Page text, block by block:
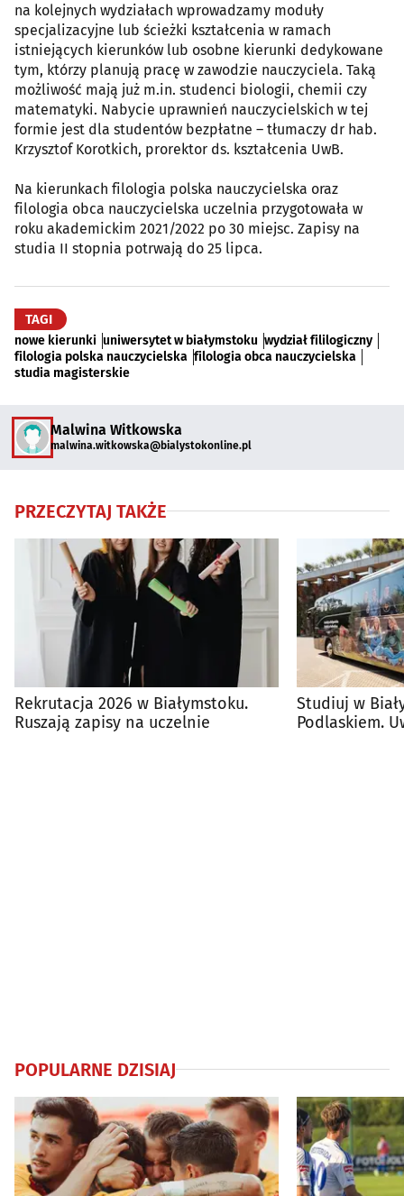
na kolejnych wydziałach wprowadzamy moduły
specjalizacyjne lub ścieżki kształcenia w ramach
istniejących kierunków lub osobne kierunki dedykowane
tym, którzy planują pracę w zawodzie nauczyciela. Taką
możliwość mają już m.in. studenci biologii, chemii czy
matematyki. Nabycie uprawnień nauczycielskich w tej
formie jest dla studentów bezpłatne – tłumaczy dr hab.
Krzysztof Korotkich, prorektor ds. kształcenia UwB.
Na kierunkach filologia polska nauczycielska oraz
filologia obca nauczycielska uczelnia przygotowała w
roku akademickim 2021/2022 po 30 miejsc. Zapisy na
studia II stopnia potrwają do 25 lipca.
TAGI
nowe kierunki uniwersytet w białymstoku wydział fililogiczny
filologia polska nauczycielska filologia obca nauczycielska
studia magisterskie
Malwina Witkowska
malwina.witkowska@bialystokonline.pl
PRZECZYTAJ TAKŻE
Rekrutacja 2026 w Białymstoku.
Ruszają zapisy na uczelnie
Studiuj w
Podlaskiem.
POPULARNE DZISIAJ